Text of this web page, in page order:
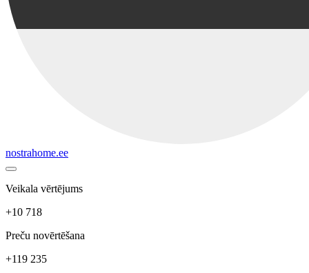
nostrahome.ee
Veikala vērtējums
+10 718
Preču novērtēšana
+119 235